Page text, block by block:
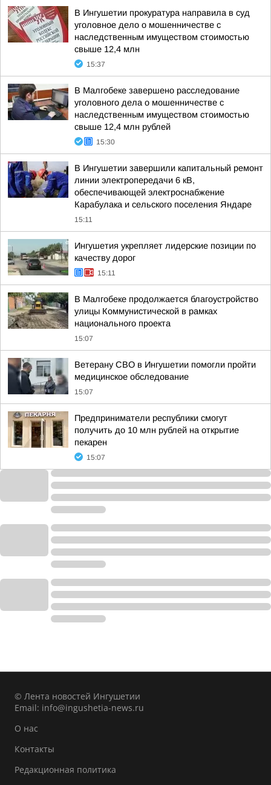
В Ингушетии прокуратура направила в суд
уголовное дело о мошенничестве с
наследственным имуществом стоимостью
свыше 12,4 млн
15:37
В Малгобеке завершено расследование
уголовного дела о мошенничестве с
наследственным имуществом стоимостью
свыше 12,4 млн рублей
15:30
В Ингушетии завершили капитальный ремонт
линии электропередачи 6 кВ,
обеспечивающей электроснабжение
Карабулака и сельского поселения Яндаре
15:11
Ингушетия укрепляет лидерские позиции по
качеству дорог
15:11
В Малгобеке продолжается благоустройство
улицы Коммунистической в рамках
национального проекта
15:07
Ветерану СВО в Ингушетии помогли пройти
медицинское обследование
15:07
Предприниматели республики смогут
получить до 10 млн рублей на открытие
пекарен
15:07
© Лента новостей Ингушетии
Email: info@ingushetia-news.ru
О нас
Контакты
Редакционная политика